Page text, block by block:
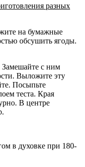
разных
на бумажные
обсушить ягоды.
Замешайте с ним
Выложите эту
Посыпьте
теста. Края
В центре
в духовке при 180-